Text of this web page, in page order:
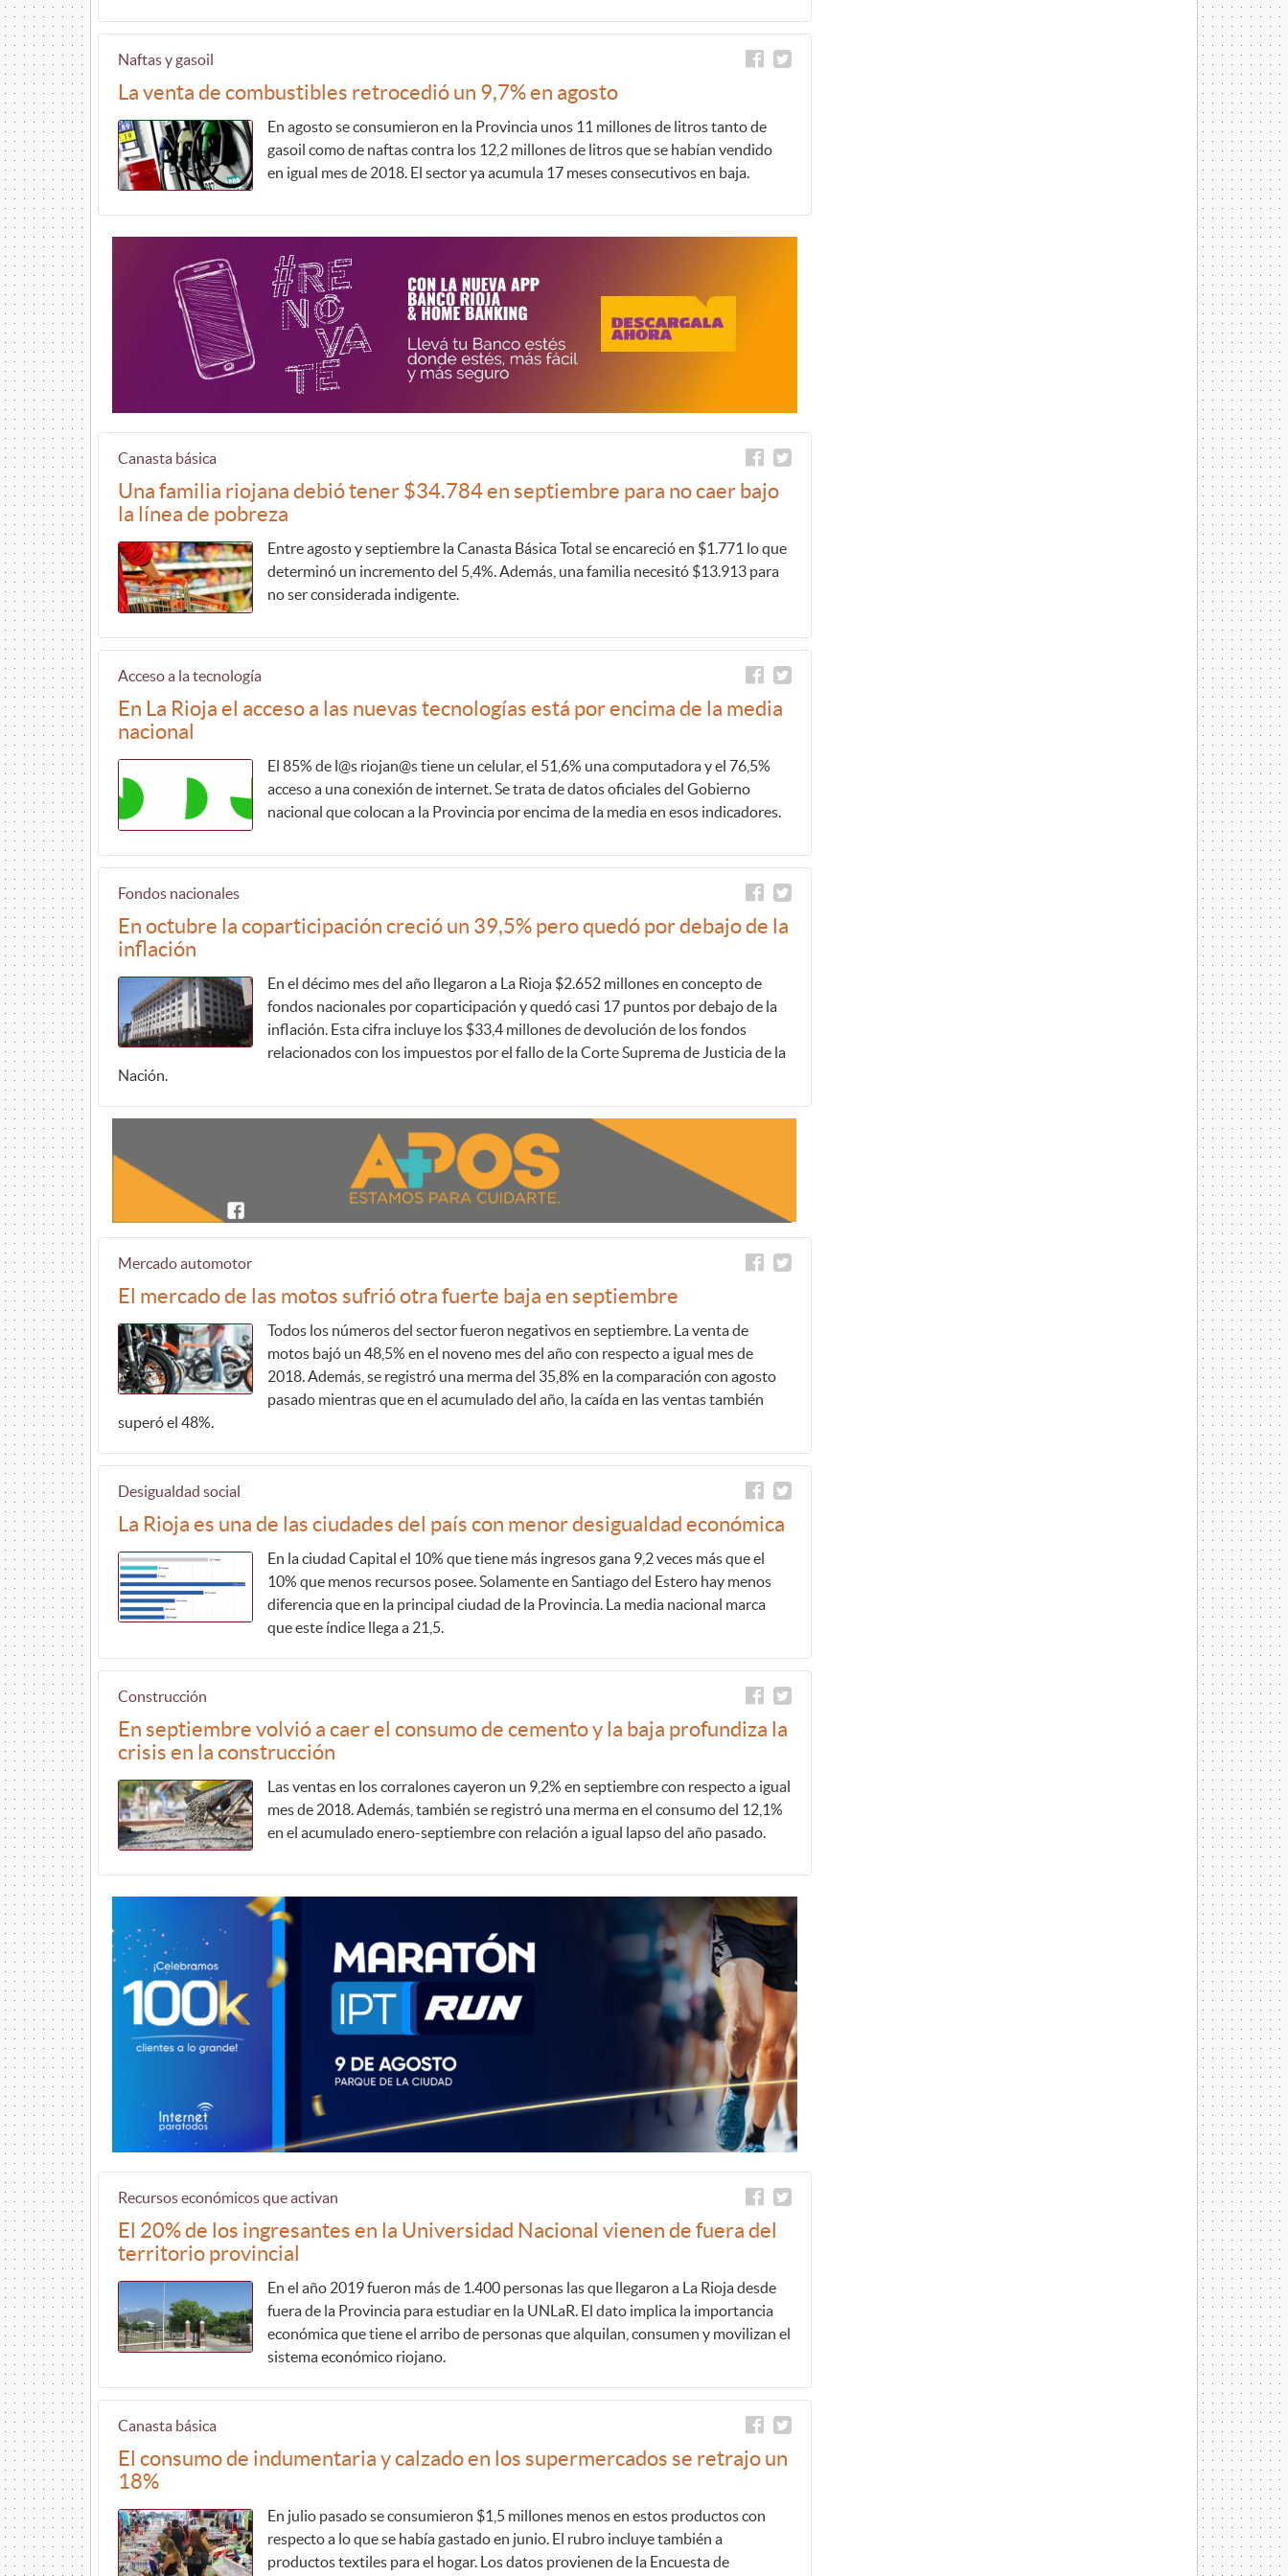
Naftas y gasoil
La venta de combustibles retrocedió un 9,7% en agosto
En agosto se consumieron en la Provincia unos 11 millones de litros tanto de
gasoil como de naftas contra los 12,2 millones de litros que se habían vendido
en igual mes de 2018. El sector ya acumula 17 meses consecutivos en baja.
Canasta básica
Una familia riojana debió tener $34.784 en septiembre para no caer bajo
la línea de pobreza
Entre agosto y septiembre la Canasta Básica Total se encareció en $1.771 lo que
determinó un incremento del 5,4%. Además, una familia necesitó $13.913 para
no ser considerada indigente.
Acceso a la tecnología
En La Rioja el acceso a las nuevas tecnologías está por encima de la media
nacional
El 85% de l@s riojan@s tiene un celular, el 51,6% una computadora y el 76,5%
acceso a una conexión de internet. Se trata de datos oficiales del Gobierno
nacional que colocan a la Provincia por encima de la media en esos indicadores.
Fondos nacionales
En octubre la coparticipación creció un 39,5% pero quedó por debajo de la
inflación
En el décimo mes del año llegaron a La Rioja $2.652 millones en concepto de
fondos nacionales por coparticipación y quedó casi 17 puntos por debajo de la
inflación. Esta cifra incluye los $33,4 millones de devolución de los fondos
relacionados con los impuestos por el fallo de la Corte Suprema de Justicia de la
Nación.
Mercado automotor
El mercado de las motos sufrió otra fuerte baja en septiembre
Todos los números del sector fueron negativos en septiembre. La venta de
motos bajó un 48,5% en el noveno mes del año con respecto a igual mes de
2018. Además, se registró una merma del 35,8% en la comparación con agosto
pasado mientras que en el acumulado del año, la caída en las ventas también
superó el 48%.
Desigualdad social
La Rioja es una de las ciudades del país con menor desigualdad económica
En la ciudad Capital el 10% que tiene más ingresos gana 9,2 veces más que el
10% que menos recursos posee. Solamente en Santiago del Estero hay menos
diferencia que en la principal ciudad de la Provincia. La media nacional marca
que este índice llega a 21,5.
Construcción
En septiembre volvió a caer el consumo de cemento y la baja profundiza la
crisis en la construcción
Las ventas en los corralones cayeron un 9,2% en septiembre con respecto a igual
mes de 2018. Además, también se registró una merma en el consumo del 12,1%
en el acumulado enero-septiembre con relación a igual lapso del año pasado.
Recursos económicos que activan
El 20% de los ingresantes en la Universidad Nacional vienen de fuera del
territorio provincial
En el año 2019 fueron más de 1.400 personas las que llegaron a La Rioja desde
fuera de la Provincia para estudiar en la UNLaR. El dato implica la importancia
económica que tiene el arribo de personas que alquilan, consumen y movilizan el
sistema económico riojano.
Canasta básica
El consumo de indumentaria y calzado en los supermercados se retrajo un
18%
En julio pasado se consumieron $1,5 millones menos en estos productos con
respecto a lo que se había gastado en junio. El rubro incluye también a
productos textiles para el hogar. Los datos provienen de la Encuesta de